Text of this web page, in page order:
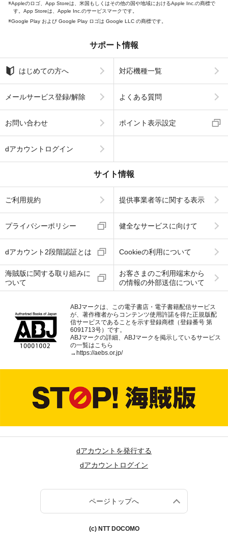
Appleのロゴ、App Storeは、米国もしくはその他の国や地域におけるApple Inc.の商標で
す。App Storeは、Apple Inc.のサービスマークです。
Google Play および Google Play ロゴは Google LLC の商標です。
サポート情報
はじめての方へ 対応機種一覧
メールサービス登録/解除 よくある質問
お問い合わせ ポイント表示設定
dアカウントログイン
サイト情報
ご利用規約 提供事業者等に関する表示
プライバシーポリシー 健全なサービスに向けて
dアカウント2段階認証とは Cookieの利用について
海賊版に関する取り組みに
ついて
お客さまのご利用端末から
の情報の外部送信について
ABJマークは、この電子書店・電子書籍配信サービス
が、著作権者からコンテンツ使用許諾を得た正規版配
信サービスであることを示す登録商標（登録番号 第
6091713号）です。
ABJマークの詳細、ABJマークを掲示しているサービス
の一覧はこちら
→ https://aebs.or.jp/
dアカウントを発行する
dアカウントログイン
ページトップへ
(c) NTT DOCOMO